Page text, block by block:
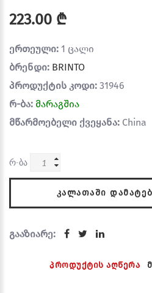
223.00 ₾
ერთეული: 1 ცალი
ბრენდი: BRINTO
პროდუქტის კოდი: 31946
რ-ბა: მარაგშია
მწარმოებელი ქვეყანა: China
რ-ბა
ᲙᲐᲚᲐᲗᲐᲨᲘ
გააზიარე:
პროდუქტის აღწერა